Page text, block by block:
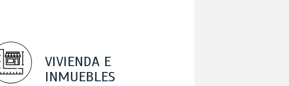
VIVIENDA E
INMUEBLES